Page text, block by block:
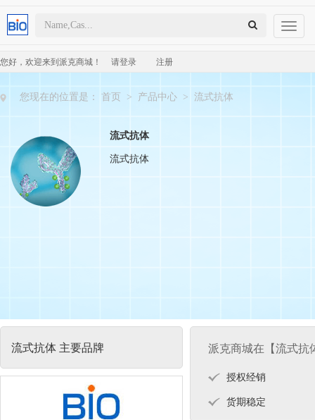
您好，欢迎来到派克商城！ 请登录 注册
Toggle
您现在的位置是： 首页 > 产品中心 > 流式抗体
流式抗体
流式抗体
流式抗体 主要品牌 派克商城在【流式抗
授权经销
货期稳定